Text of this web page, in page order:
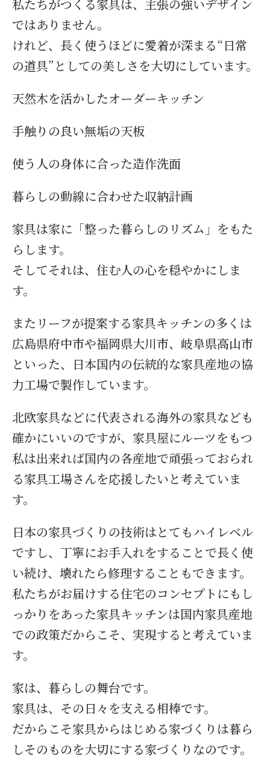
私たちがつくる家具は、主張の強いデザイン
ではありません。
けれど、長く使うほどに愛着が深まる“日常
の道具”としての美しさを大切にしています。
天然木を活かしたオーダーキッチン
手触りの良い無垢の天板
使う人の身体に合った造作洗面
暮らしの動線に合わせた収納計画
家具は家に「整った暮らしのリズム」をもた
らします。
そしてそれは、住む人の心を穏やかにしま
す。
またリーフが提案する家具キッチンの多くは
広島県府中市や福岡県大川市、岐阜県高山市
といった、日本国内の伝統的な家具産地の協
力工場で製作しています。
北欧家具などに代表される海外の家具なども
確かにいいのですが、家具屋にルーツをもつ
私は出来れば国内の各産地で頑張っておられ
る家具工場さんを応援したいと考えていま
す。
日本の家具づくりの技術はとてもハイレベル
ですし、丁寧にお手入れをすることで長く使
い続け、壊れたら修理することもできます。
私たちがお届けする住宅のコンセプトにもし
っかりをあった家具キッチンは国内家具産地
での政策だからこそ、実現すると考えていま
す。
家は、暮らしの舞台です。
家具は、その日々を支える相棒です。
だからこそ家具からはじめる家づくりは暮ら
しそのものを大切にする家づくりなのです。